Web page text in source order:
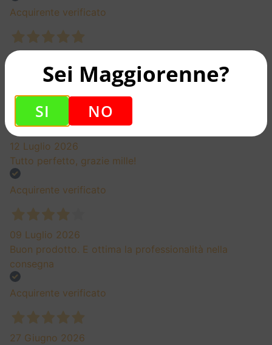
Acquirente verificato
13 Luglio 2026
Buonasera
Acquirente verificato
12 Luglio 2026
Tutto perfetto, grazie mille!
Acquirente verificato
09 Luglio 2026
Buon prodotto. E ottima la professionalità nella
consegna
Acquirente verificato
27 Giugno 2026
Sei Maggiorenne?
SI NO